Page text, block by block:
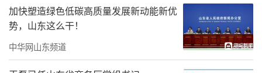
市义务教育阶段护眼灯覆盖率达85％以上
打造乡村“15分钟健康服务圈”
2025年，全市累计改造提升薄弱村卫生室1
加快塑造绿色低碳高质量发展新动能新优
势，山东这么干！
中华网山东频道